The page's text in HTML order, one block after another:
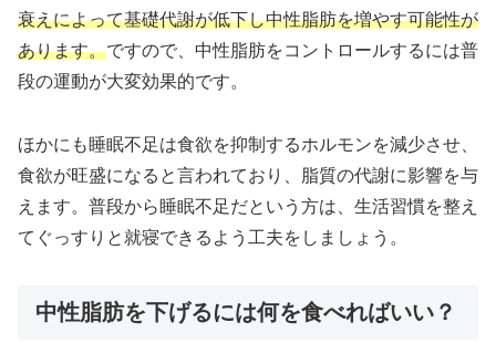
衰えによって基礎代謝が低下し中性脂肪を増やす可能性が
あります。ですので、中性脂肪をコントロールするには普
段の運動が大変効果的です。
ほかにも睡眠不足は食欲を抑制するホルモンを減少させ、
食欲が旺盛になると言われており、脂質の代謝に影響を与
えます。普段から睡眠不足だという方は、生活習慣を整え
てぐっすりと就寝できるよう工夫をしましょう。
中性脂肪を下げるには何を食べればいい？